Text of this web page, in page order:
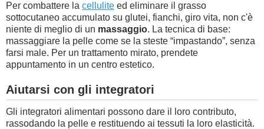
Per combattere la cellulite ed eliminare il grasso
sottocutaneo accumulato su glutei, fianchi, giro vita, non c'è
niente di meglio di un massaggio. La tecnica di base:
massaggiare la pelle come se la steste “impastando”, senza
farsi male. Per un trattamento mirato, prendete
appuntamento in un centro estetico.
Aiutarsi con gli integratori
Gli integratori alimentari possono dare il loro contributo,
rassodando la pelle e restituendo ai tessuti la loro elasticità.